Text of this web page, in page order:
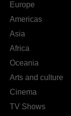
Europe
Americas
Asia
Africa
Oceania
Arts and culture
Cinema
TV Shows